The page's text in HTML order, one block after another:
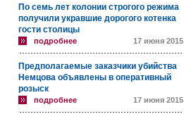
По семь лет колонии строгого режима
получили укравшие дорогого котенка
гости столицы
подробнее 17 июня 2015
Предполагаемые заказчики убийства
Немцова объявлены в оперативный
розыск
подробнее 17 июня 2015